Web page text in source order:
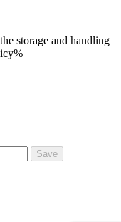
storage and handling